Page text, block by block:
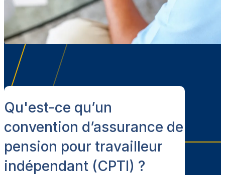
Qu'est-ce qu’un
convention d’assurance de
pension pour travailleur
indépendant (CPTI) ?